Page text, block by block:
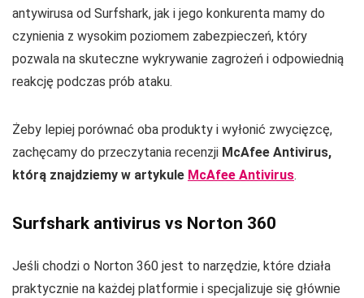
antywirusa od Surfshark, jak i jego konkurenta mamy do
czynienia z wysokim poziomem zabezpieczeń, który
pozwala na skuteczne wykrywanie zagrożeń i odpowiednią
reakcję podczas prób ataku.
Żeby lepiej porównać oba produkty i wyłonić zwycięzcę,
zachęcamy do przeczytania recenzji McAfee Antivirus,
którą znajdziemy w artykule McAfee Antivirus.
Surfshark antivirus vs Norton 360
Jeśli chodzi o Norton 360 jest to narzędzie, które działa
praktycznie na każdej platformie i specjalizuje się głównie